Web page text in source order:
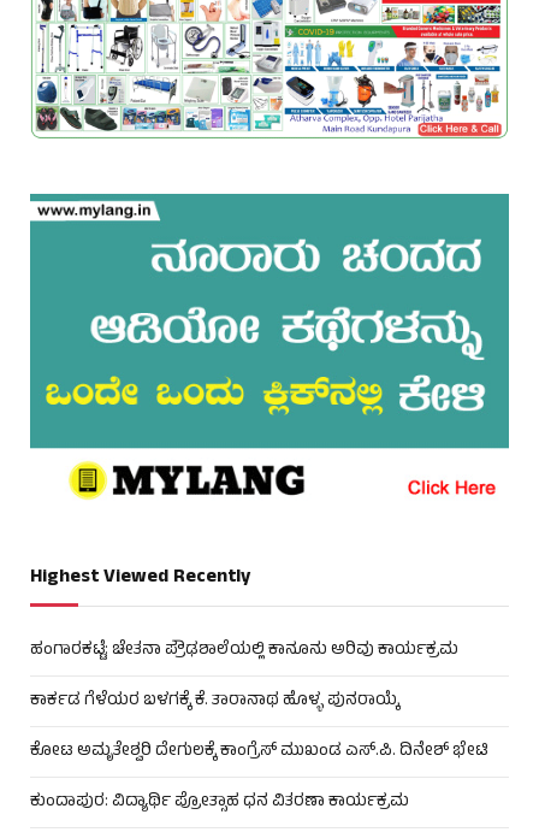
Highest Viewed Recently
ಹಂಗಾರಕಟ್ಟೆ: ಚೇತನಾ ಪ್ರೌಢಶಾಲೆಯಲ್ಲಿ ಕಾನೂನು ಅರಿವು ಕಾರ್ಯಕ್ರಮ
ಕಾರ್ಕಡ ಗೆಳೆಯರ ಬಳಗಕ್ಕೆ ಕೆ. ತಾರಾನಾಥ ಹೊಳ್ಳ ಪುನರಾಯ್ಕೆ
ಕೋಟ ಅಮೃತೇಶ್ವರಿ ದೇಗುಲಕ್ಕೆ ಕಾಂಗ್ರೆಸ್ ಮುಖಂಡ ಎಸ್.ಪಿ. ದಿನೇಶ್ ಭೇಟಿ
ಕುಂದಾಪುರ: ವಿದ್ಯಾರ್ಥಿ ಪ್ರೋತ್ಸಾಹ ಧನ ವಿತರಣಾ ಕಾರ್ಯಕ್ರಮ